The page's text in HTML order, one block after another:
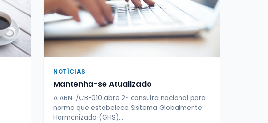
NOTÍCIAS
Mantenha-se Atualizado
A ABNT/CB-010 abre 2ª consulta nacional para
norma que estabelece Sistema Globalmente
Harmonizado (GHS)...